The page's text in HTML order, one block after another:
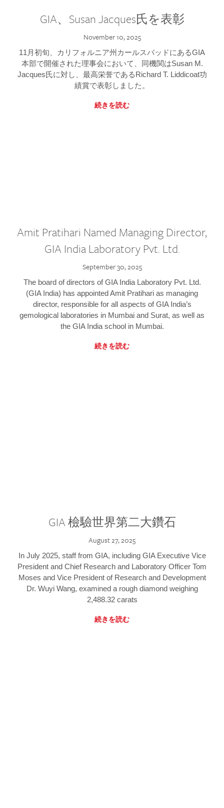
GIA、Susan Jacques氏を表彰
November 10, 2025
11月初旬、カリフォルニア州カールスバッドにあるGIA
本部で開催された理事会において、同機関はSusan M.
Jacques氏に対し、最高栄誉であるRichard T. Liddicoat功
績賞で表彰しました。
続きを読む
Amit Pratihari Named Managing Director,
GIA India Laboratory Pvt. Ltd.
September 30, 2025
The board of directors of GIA India Laboratory Pvt. Ltd.
(GIA India) has appointed Amit Pratihari as managing
director, responsible for all aspects of GIA India’s
gemological laboratories in Mumbai and Surat, as well as
the GIA India school in Mumbai.
続きを読む
GIA 檢驗世界第二大鑽石
August 27, 2025
In July 2025, staff from GIA, including GIA Executive Vice
President and Chief Research and Laboratory Officer Tom
Moses and Vice President of Research and Development
Dr. Wuyi Wang, examined a rough diamond weighing
2,488.32 carats
続きを読む